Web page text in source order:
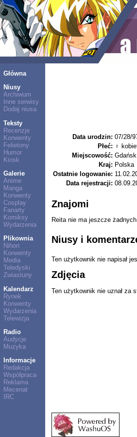
Główna
Niusy
Archiwum
Inne serwisy
Dodaj niusa
Teksty
Recenzje
Konwenty
Felietony
Humor
Kiosk
Galerie
Anime
Manga
Konwenty
Cosplay
Fanarty
Komiksy
Wydarzenia
Plikownia
Nihon
Konwenty
Media
Teledyski
Zwiastuny
Kalendarz
Rynek
Konwenty
Wydarzenia
Telewizja
Radio
Audycje
Muzyka
Informacje
Redakcja
Współpraca
Reklama
Mecenat
IRC
Data urodzin: 07/28/
Płeć: ♀
Miejscowość: Gdańsk
Kraj: Polska
Ostatnie logowanie:
Data rejestracji:
Znajomi
Reita nie ma jeszcze
Niusy i
Ten użytkownik nie napisał
Zdjęcia
Ten użytkownik nie uznał za